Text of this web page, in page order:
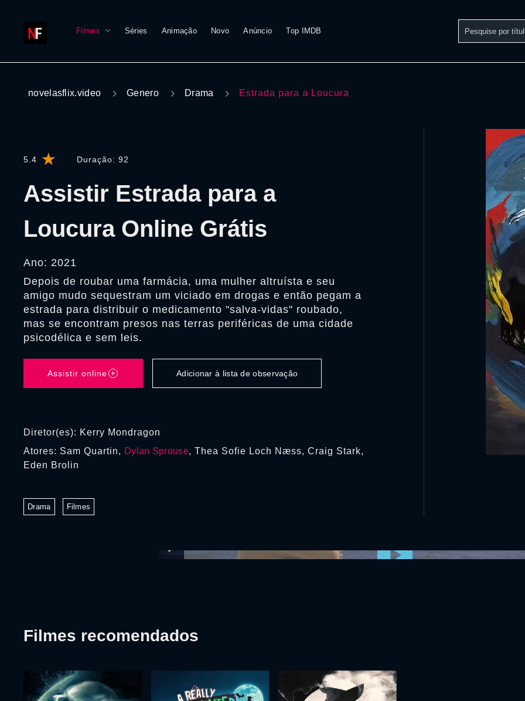
Filmes Séries Animação Novo Anúncio Top IMDB
novelasflix.video Genero Drama Estrada para a Loucura
5.4 Duração: 92
Assistir Estrada para a
Loucura Online Grátis
Ano: 2021
Depois de roubar uma farmácia, uma mulher altruísta e seu
amigo mudo sequestram um viciado em drogas e então pegam a
estrada para distribuir o medicamento "salva-vidas" roubado,
mas se encontram presos nas terras periféricas de uma cidade
psicodélica e sem leis.
Assistir online Adicionar à lista de observação
Diretor(es): Kerry Mondragon
Atores: Sam Quartin, Dylan Sprouse, Thea Sofie Loch Næss, Craig Stark,
Eden Brolin
Drama Filmes
Filmes recomendados